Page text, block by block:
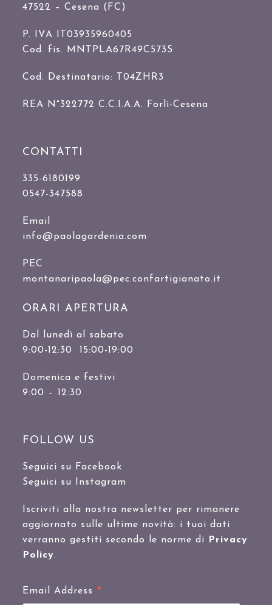
47522 – Cesena (FC)
P. IVA IT03935960405
Cod. fis. MNTPLA67R49C573S
Cod. Destinatario: T04ZHR3
REA N°322772 C.C.I.A.A. Forlì-Cesena
CONTATTI
335-6180199
0547-347588
Email
info@paolagardenia.com
PEC
montanaripaola@pec.confartigianato.it
ORARI APERTURA
Dal lunedì al sabato
9:00-12:30 15:00-19:00
Domenica e festivi
9:00 – 12:30
FOLLOW US
Seguici su Facebook
Seguici su Instagram
Iscriviti alla nostra newsletter per rimanere
aggiornato sulle ultime novità: i tuoi dati
verranno gestiti secondo le norme di
Privacy
Policy.
Email Address *